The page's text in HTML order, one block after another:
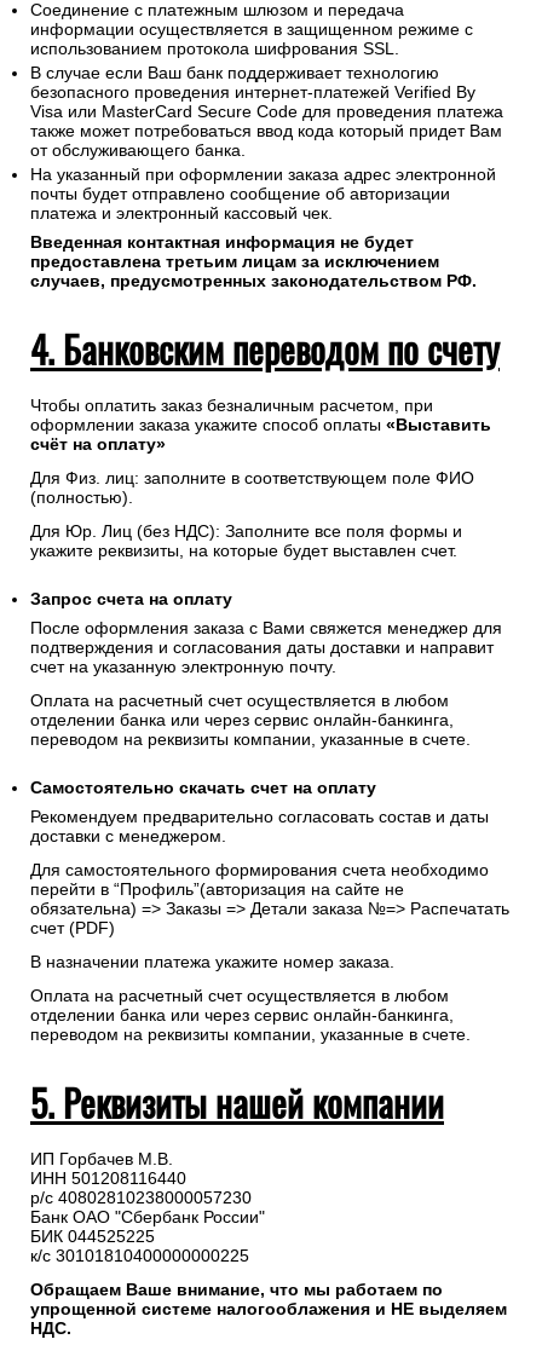
Соединение с платежным шлюзом и передача
информации осуществляется в защищенном режиме с
использованием протокола шифрования SSL.
В случае если Ваш банк поддерживает технологию
безопасного проведения интернет-платежей Verified By
Visa или MasterCard Secure Code для проведения платежа
также может потребоваться ввод кода который придет Вам
от обслуживающего банка.
На указанный при оформлении заказа адрес электронной
почты будет отправлено сообщение об авторизации
платежа и электронный кассовый чек.
Введенная контактная информация не будет
предоставлена третьим лицам за исключением
случаев, предусмотренных законодательством РФ.
4. Банковским переводом по счету
Чтобы оплатить заказ безналичным расчетом, при
оформлении заказа укажите способ оплаты «Выставить
счёт на оплату»
Для Физ. лиц: заполните в соответствующем поле ФИО
(полностью).
Для Юр. Лиц (без НДС): Заполните все поля формы и
укажите реквизиты, на которые будет выставлен счет.
Запрос счета на оплату
После оформления заказа с Вами свяжется менеджер для
подтверждения и согласования даты доставки и направит
счет на указанную электронную почту.
Оплата на расчетный счет осуществляется в любом
отделении банка или через сервис онлайн-банкинга,
переводом на реквизиты компании, указанные в счете.
Самостоятельно скачать счет на оплату
Рекомендуем предварительно согласовать состав и даты
доставки с менеджером.
Для самостоятельного формирования счета необходимо
перейти в “Профиль”(авторизация на сайте не
обязательна) => Заказы => Детали заказа №=> Распечатать
счет (PDF)
В назначении платежа укажите номер заказа.
Оплата на расчетный счет осуществляется в любом
отделении банка или через сервис онлайн-банкинга,
переводом на реквизиты компании, указанные в счете.
5. Реквизиты нашей компании
ИП Горбачев М.В.
ИНН 501208116440
р/с 40802810238000057230
Банк ОАО "Сбербанк России"
БИК 044525225
к/с 30101810400000000225
Обращаем Ваше внимание, что мы работаем по
упрощенной системе налогооблажения и НЕ выделяем
НДС.